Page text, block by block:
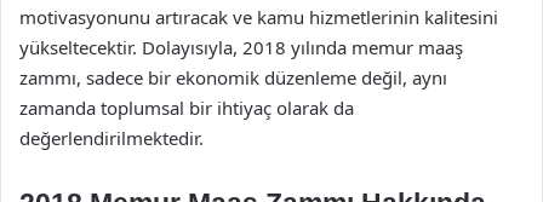
motivasyonunu artıracak ve kamu hizmetlerinin kalitesini
yükseltecektir. Dolayısıyla, 2018 yılında memur maaş
zammı, sadece bir ekonomik düzenleme değil, aynı
zamanda toplumsal bir ihtiyaç olarak da
değerlendirilmektedir.